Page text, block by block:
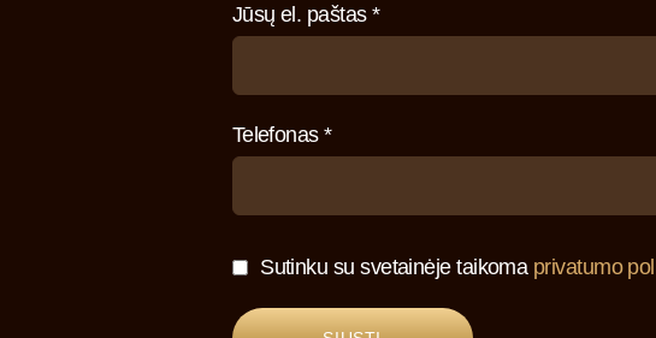
Jūsų el. paštas *
Telefonas *
Sutinku su svetainėje taikoma privatumo